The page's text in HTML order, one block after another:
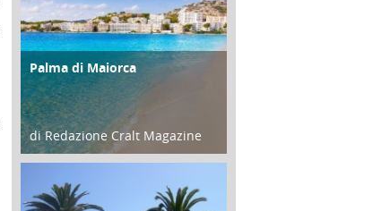
ATTIVITÀ
Palma di Maiorca
di Redazione Cralt Magazine
25 Giugno 2016